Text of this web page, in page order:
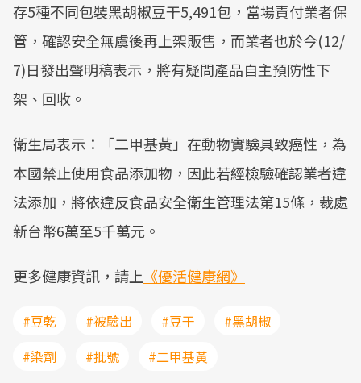
存5種不同包裝黑胡椒豆干5,491包，當場責付業者保
管，確認安全無虞後再上架販售，而業者也於今(12/
7)日發出聲明稿表示，將有疑問產品自主預防性下
架、回收。
衛生局表示：「二甲基黃」在動物實驗具致癌性，為
本國禁止使用食品添加物，因此若經檢驗確認業者違
法添加，將依違反食品安全衛生管理法第15條，裁處
新台幣6萬至5千萬元。
更多健康資訊，請上 《優活健康網》
#豆乾 #被驗出 #豆干
#黑胡椒
#染劑
#批號 #二甲基黃